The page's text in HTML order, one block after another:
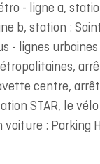
- ligne a,
b, station :
- lignes
centre,
STAR, le
voiture : Parking